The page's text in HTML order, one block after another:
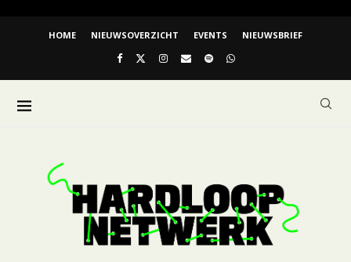
HOME NIEUWSOVERZICHT EVENTS NIEUWSBRIEF